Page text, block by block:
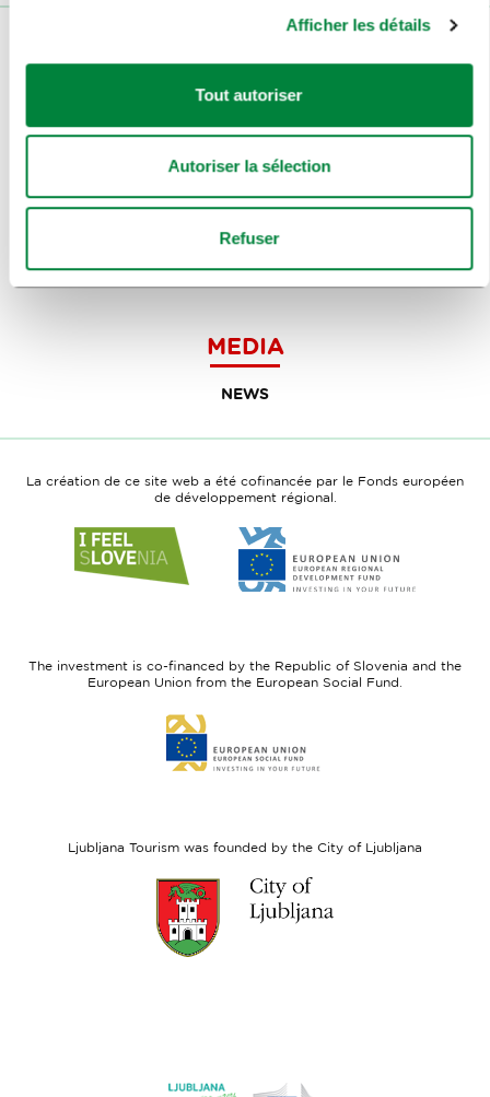
Afficher les détails
Tout autoriser
Autoriser la sélection
Refuser
VISITES ET EXCURSIONS
NOURRITURE & BOISSON
INFORMATIONS VOYAGEURS
MEDIA
NEWS
La création de ce site web a été cofinancée par le Fonds européen
de développement régional.
to
website
to
website
Fund
The investment is co-financed by the Republic of Slovenia and the
European Union from the European Social Fund.
to
website
Ljubljana Tourism was founded by the City of Ljubljana